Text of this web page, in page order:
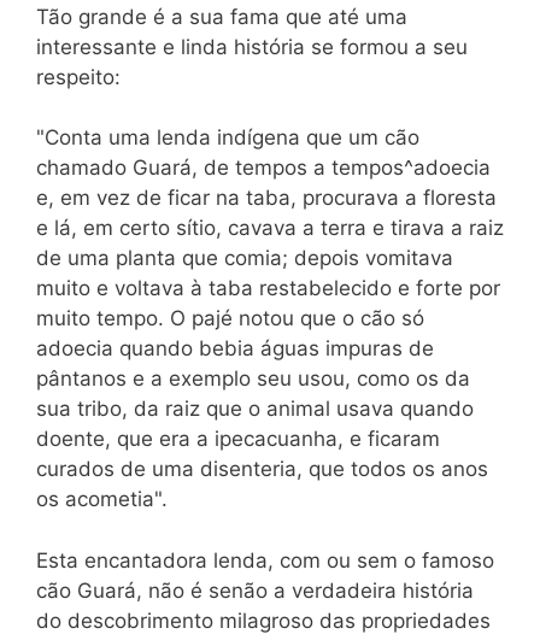
Tão grande é a sua fama que até uma
interessante e linda história se formou a seu
respeito:
"Conta uma lenda indígena que um cão
chamado Guará, de tempos a tempos^adoecia
e, em vez de ficar na taba, procurava a floresta
e lá, em certo sítio, cavava a terra e tirava a raiz
de uma planta que comia; depois vomitava
muito e voltava à taba restabelecido e forte por
muito tempo. O pajé notou que o cão só
adoecia quando bebia águas impuras de
pântanos e a exemplo seu usou, como os da
sua tribo, da raiz que o animal usava quando
doente, que era a ipecacuanha, e ficaram
curados de uma disenteria, que todos os anos
os acometia".
Esta encantadora lenda, com ou sem o famoso
cão Guará, não é senão a verdadeira história
do descobrimento milagroso das propriedades